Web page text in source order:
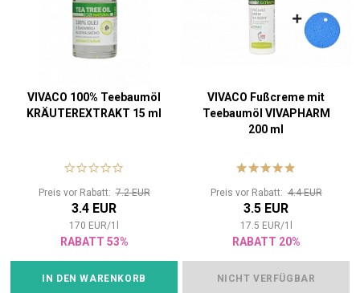
VIVACO 100% Teebaumöl
KRÄUTEREXTRAKT 15 ml
Preis vor Rabatt:7.2 EUR
3.4 EUR
170 EUR/1
RABATT 53%
IN DEN WARENKORB
VIVACO Fußcreme mit
Teebaumöl VIVAPHARM
200 ml
Preis vor Rabatt:4.4 EUR
3.5 EUR
17.5 EUR/1
RABATT 20%
NICHT VERFÜGBAR